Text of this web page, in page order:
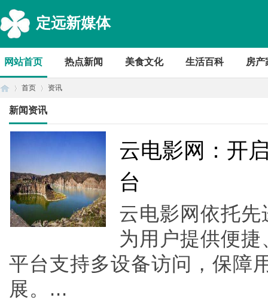
定远新媒体
网站首页 热点新闻 美食文化 生活百科 房产
首页 资讯
新闻资讯
云电影网：开
台
云电影网依托
为用户提供便
平台支持多设备访问，保障
展。...